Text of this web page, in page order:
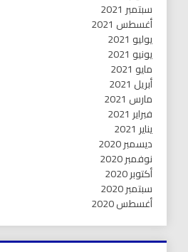
سبتمبر 2021
أغسطس 2021
يوليو 2021
يونيو 2021
مايو 2021
أبريل 2021
مارس 2021
فبراير 2021
يناير 2021
ديسمبر 2020
نوفمبر 2020
أكتوبر 2020
سبتمبر 2020
أغسطس 2020